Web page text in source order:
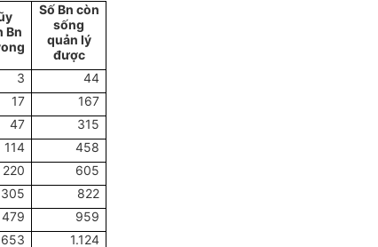
Bn
Số Bn còn
sống
quản lý
được
3
44
17
167
47
315
114
458
220
605
305
822
479
959
653
1.124